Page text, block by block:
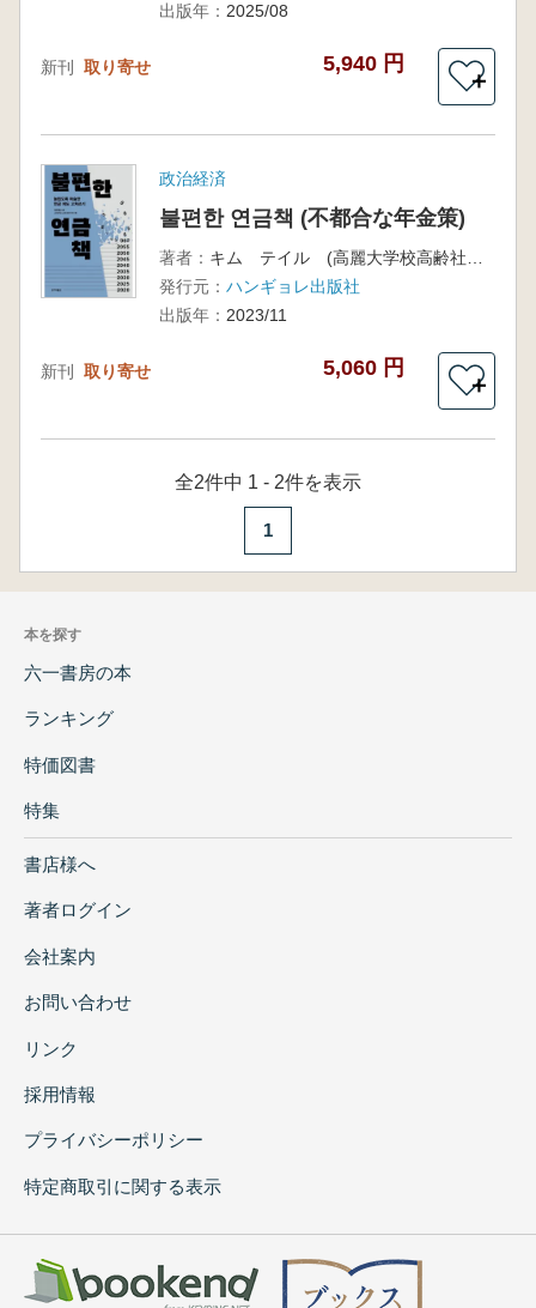
出版年： 2025/08
新刊 取り寄せ 5,940 円
＋
政治経済
불편한 연금책 (不都合な年金策)
著者：
発行元： ハンギョレ出版社
出版年： 2023/11
新刊 取り寄せ 5,060 円
＋
全2件中 1 - 2件を表示
1
本を探す
六一書房の本
ランキング
特価図書
特集
書店様へ
著者ログイン
会社案内
お問い合わせ
リンク
採用情報
プライバシーポリシー
特定商取引に関する表示